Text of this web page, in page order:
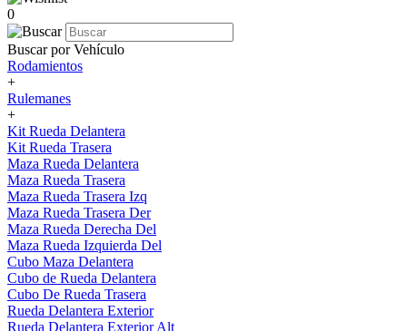
0
Buscar por Vehículo
Rodamientos
+
Rulemanes
+
Kit Rueda Delantera
Kit Rueda Trasera
Maza Rueda Delantera
Maza Rueda Trasera
Maza Rueda Trasera Izq
Maza Rueda Trasera Der
Maza Rueda Derecha Del
Maza Rueda Izquierda Del
Cubo Maza Delantera
Cubo de Rueda Delantera
Cubo De Rueda Trasera
Rueda Delantera Exterior
Rueda Delantera Exterior Alt